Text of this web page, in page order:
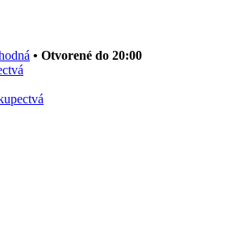
• Otvorené do 20:00